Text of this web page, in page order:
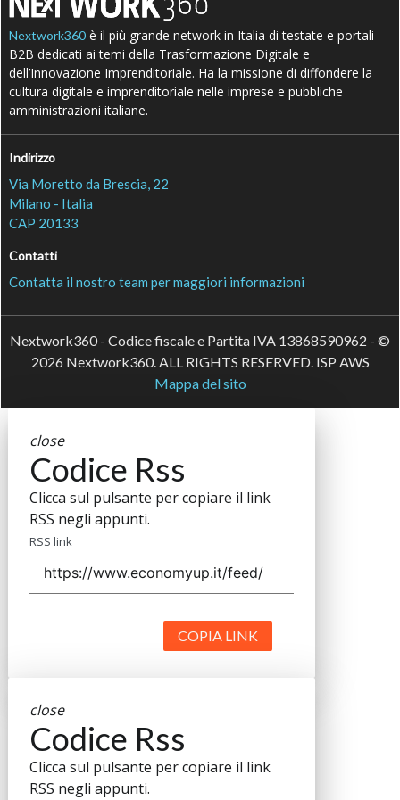
Nextwork360 è il più grande network in Italia di testate e portali
B2B dedicati ai temi della Trasformazione Digitale e
dell’Innovazione Imprenditoriale. Ha la missione di diffondere la
cultura digitale e imprenditoriale nelle imprese e pubbliche
amministrazioni italiane.
Indirizzo
Via Moretto da Brescia, 22
Milano - Italia
CAP 20133
Contatti
Contatta il nostro team per maggiori informazioni
Nextwork360 - Codice fiscale e Partita IVA 13868590962 - ©
2026 Nextwork360. ALL RIGHTS RESERVED. ISP AWS
Mappa del sito
close
Codice Rss
Clicca sul pulsante per copiare il link
RSS negli appunti.
RSS link
COPIA LINK
close
Codice Rss
Clicca sul pulsante per copiare il link
RSS negli appunti.